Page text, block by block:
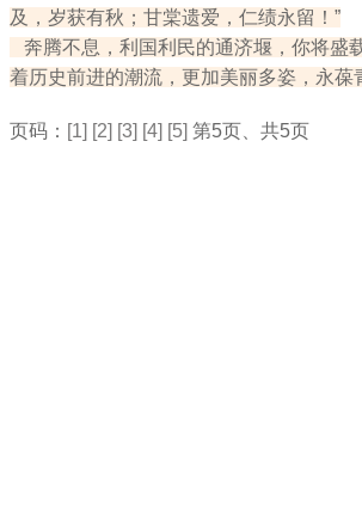
及，岁获有秋；甘棠遗爱，仁绩永留！”
奔腾不息，利国利民的通济堰，你将盛
着历史前进的潮流，更加美丽多姿，永葆
页码： [1] [2] [3] [4] [5] 第5页、共5页